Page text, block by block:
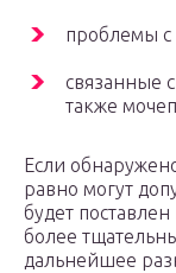
проблемы
связанные
также
Если
равно могут
будет
более
дальнейшее